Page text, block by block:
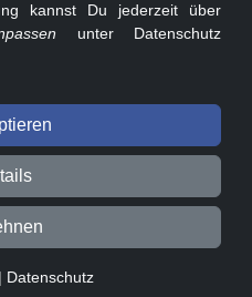
Golf II Forum seit 2010 ❤️
Datenschutz Impressum
241a130
kannst Du jederzeit über
unter Datenschutz
| Datenschutz